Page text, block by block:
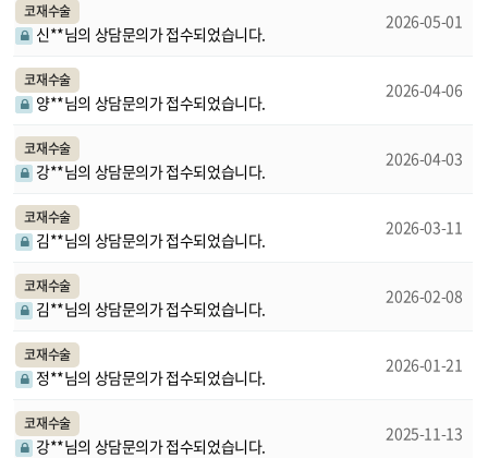
코재수술
신**님의 상담문의가 접수되었습니다.
2026-05-01
코재수술
양**님의 상담문의가 접수되었습니다.
2026-04-06
코재수술
강**님의 상담문의가 접수되었습니다.
2026-04-03
코재수술
김**님의 상담문의가 접수되었습니다.
2026-03-11
코재수술
김**님의 상담문의가 접수되었습니다.
2026-02-08
코재수술
정**님의 상담문의가 접수되었습니다.
2026-01-21
코재수술
강**님의 상담문의가 접수되었습니다.
2025-11-13